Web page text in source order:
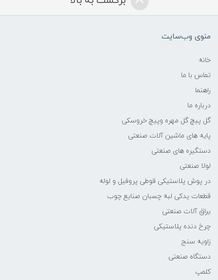
منوی وب‌سایت
خانه
تماس با ما
راهنما
درباره ما
گل پیچ گل مهره وپیچ خروسکی
پایه های ماشین آلات صنعتی
دستگیره های صنعتی
لولا صنعتی
در پوش پلاستیکی قوطی پروفیل و لوله
قطعات یدکی لبه چسبان صنایع چوب
یراق آلات صنعتی
چرخ دنده پلاستیکی
زاویه سنج
دستگاه صنعتی
کلمپ